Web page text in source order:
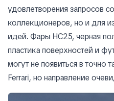
удовлетворения запросов
коллекционеров, но и для
идей. Фары HC25, черная
пластика поверхностей и
могут не появиться в
Ferrari, но направление